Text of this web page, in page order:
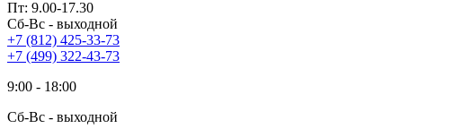
Пт: 9.00-17.30
Сб-Вс - выходной
+7 (812) 425-33-73
+7 (499) 322-43-73
9:00 - 18:00
Сб-Вс - выходной